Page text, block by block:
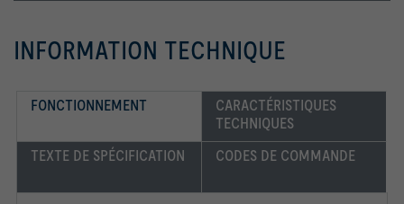
INFORMATION TECHNIQUE
FONCTIONNEMENT
CARACTÉRISTIQUES
TECHNIQUES
TEXTE DE SPÉCIFICATION
CODES DE COMMANDE